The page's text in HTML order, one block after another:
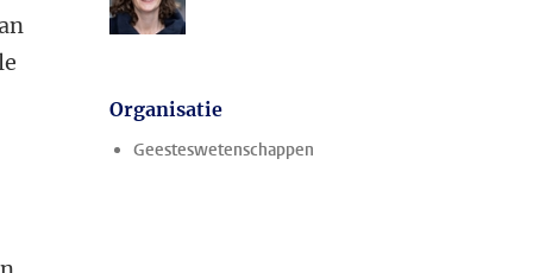
Organisatie
Geesteswetenschappen